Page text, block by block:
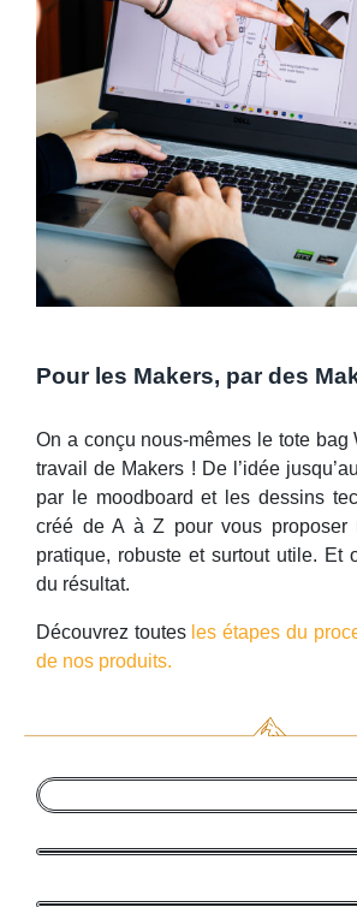
Pour les Makers, par des
On a conçu nous-mêmes le tote bag
travail de Makers ! De l’idée
par le moodboard et les dessins
créé de A à Z pour vous proposer
pratique, robuste et surtout utile. Et
du résultat.
Découvrez toutes les étapes du
de nos produits.